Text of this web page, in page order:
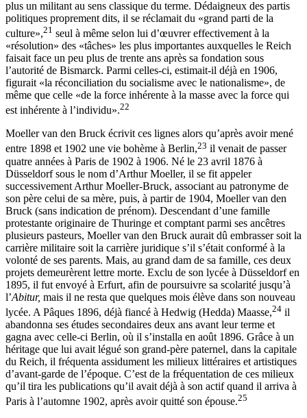
plus un militant au sens classique du terme. Dédaigneux des partis
politiques proprement dits, il se réclamait du «grand parti de la
culture»,21 seul à même selon lui d’œuvrer effectivement à la
«résolution» des «tâches» les plus importantes auxquelles le Reich
faisait face un peu plus de trente ans après sa fondation sous
l’autorité de Bismarck. Parmi celles-ci, estimait-il déjà en 1906,
figurait «la réconciliation du socialisme avec le nationalisme», de
même que celle «de la force inhérente à la masse avec la force qui
est inhérente à l’individu».22
Moeller van den Bruck écrivit ces lignes alors qu’après avoir mené
entre 1898 et 1902 une vie bohème à Berlin,23 il venait de passer
quatre années à Paris de 1902 à 1906. Né le 23 avril 1876 à
Düsseldorf sous le nom d’Arthur Moeller, il se fit appeler
successivement Arthur Moeller-Bruck, associant au patronyme de
son père celui de sa mère, puis, à partir de 1904, Moeller van den
Bruck (sans indication de prénom). Descendant d’une famille
protestante originaire de Thuringe et comptant parmi ses ancêtres
plusieurs pasteurs, Moeller van den Bruck aurait dû embrasser soit la
carrière militaire soit la carrière juridique s’il s’était conformé à la
volonté de ses parents. Mais, au grand dam de sa famille, ces deux
projets demeurèrent lettre morte. Exclu de son lycée à Düsseldorf en
1895, il fut envoyé à Erfurt, afin de poursuivre sa scolarité jusqu’à
l’Abitur, mais il ne resta que quelques mois élève dans son nouveau
lycée. A Pâques 1896, déjà fiancé à Hedwig (Hedda) Maasse,24 il
abandonna ses études secondaires deux ans avant leur terme et
gagna avec celle-ci Berlin, où il s’installa en août 1896. Grâce à un
héritage que lui avait légué son grand-père paternel, dans la capitale
du Reich, il fréquenta assidument les milieux littéraires et artistiques
d’avant-garde de l’époque. C’est de la fréquentation de ces milieux
qu’il tira les publications qu’il avait déjà à son actif quand il arriva à
Paris à l’automne 1902, après avoir quitté son épouse.25